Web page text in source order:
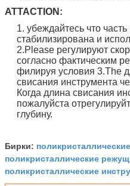
ATTACTION:
1. убеждайтесь что
стабилизирована и
2.Please регулируют
согласно фактическим
филируя условия 3.The
свисания инструмента
Когда длина свисания
пожалуйста
глубину.
Бирки:
поликристаллические
поликристаллические